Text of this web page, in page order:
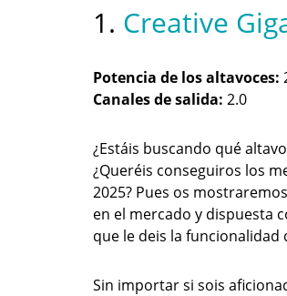
1. Creative
Potencia de los altavoces:
Canales de salida: 2.0
¿Estáis buscando qué
¿Queréis conseguiros los
2025? Pues os
en el mercado y dispuesta
que le deis la funcionalidad
Sin importar si sois